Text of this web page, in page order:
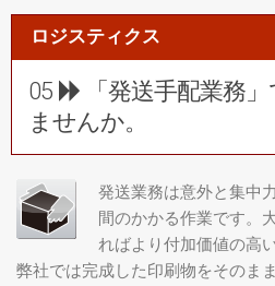
ロジスティクス
05
「発送手配業務
ませんか。
発送業務は意外と集中
間のかかる作業です。
ればより付加価値の高
弊社では完成した印刷物をそのま